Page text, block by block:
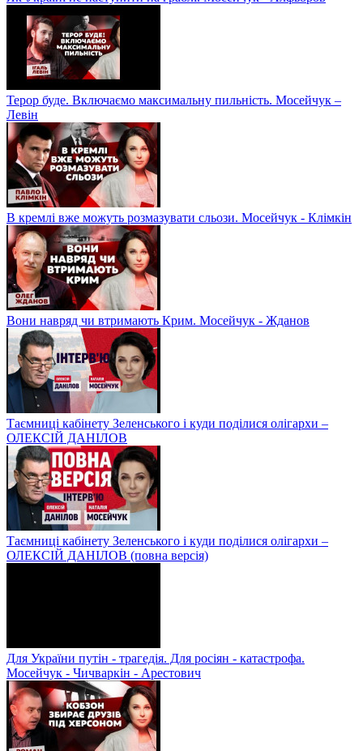
Терор буде. Включаємо максимальну пильність. Мосейчук –
Левін
В кремлі вже можуть розмазувати сльози. Мосейчук - Клімкін
Вони навряд чи втримають Крим. Мосейчук - Жданов
Таємниці кабінету Зеленського і куди поділися олігархи –
ОЛЕКСІЙ ДАНІЛОВ
Таємниці кабінету Зеленського і куди поділися олігархи –
ОЛЕКСІЙ ДАНІЛОВ (повна версія)
Для України путін - трагедія. Для росіян - катастрофа.
Мосейчук - Чичваркін - Арестович